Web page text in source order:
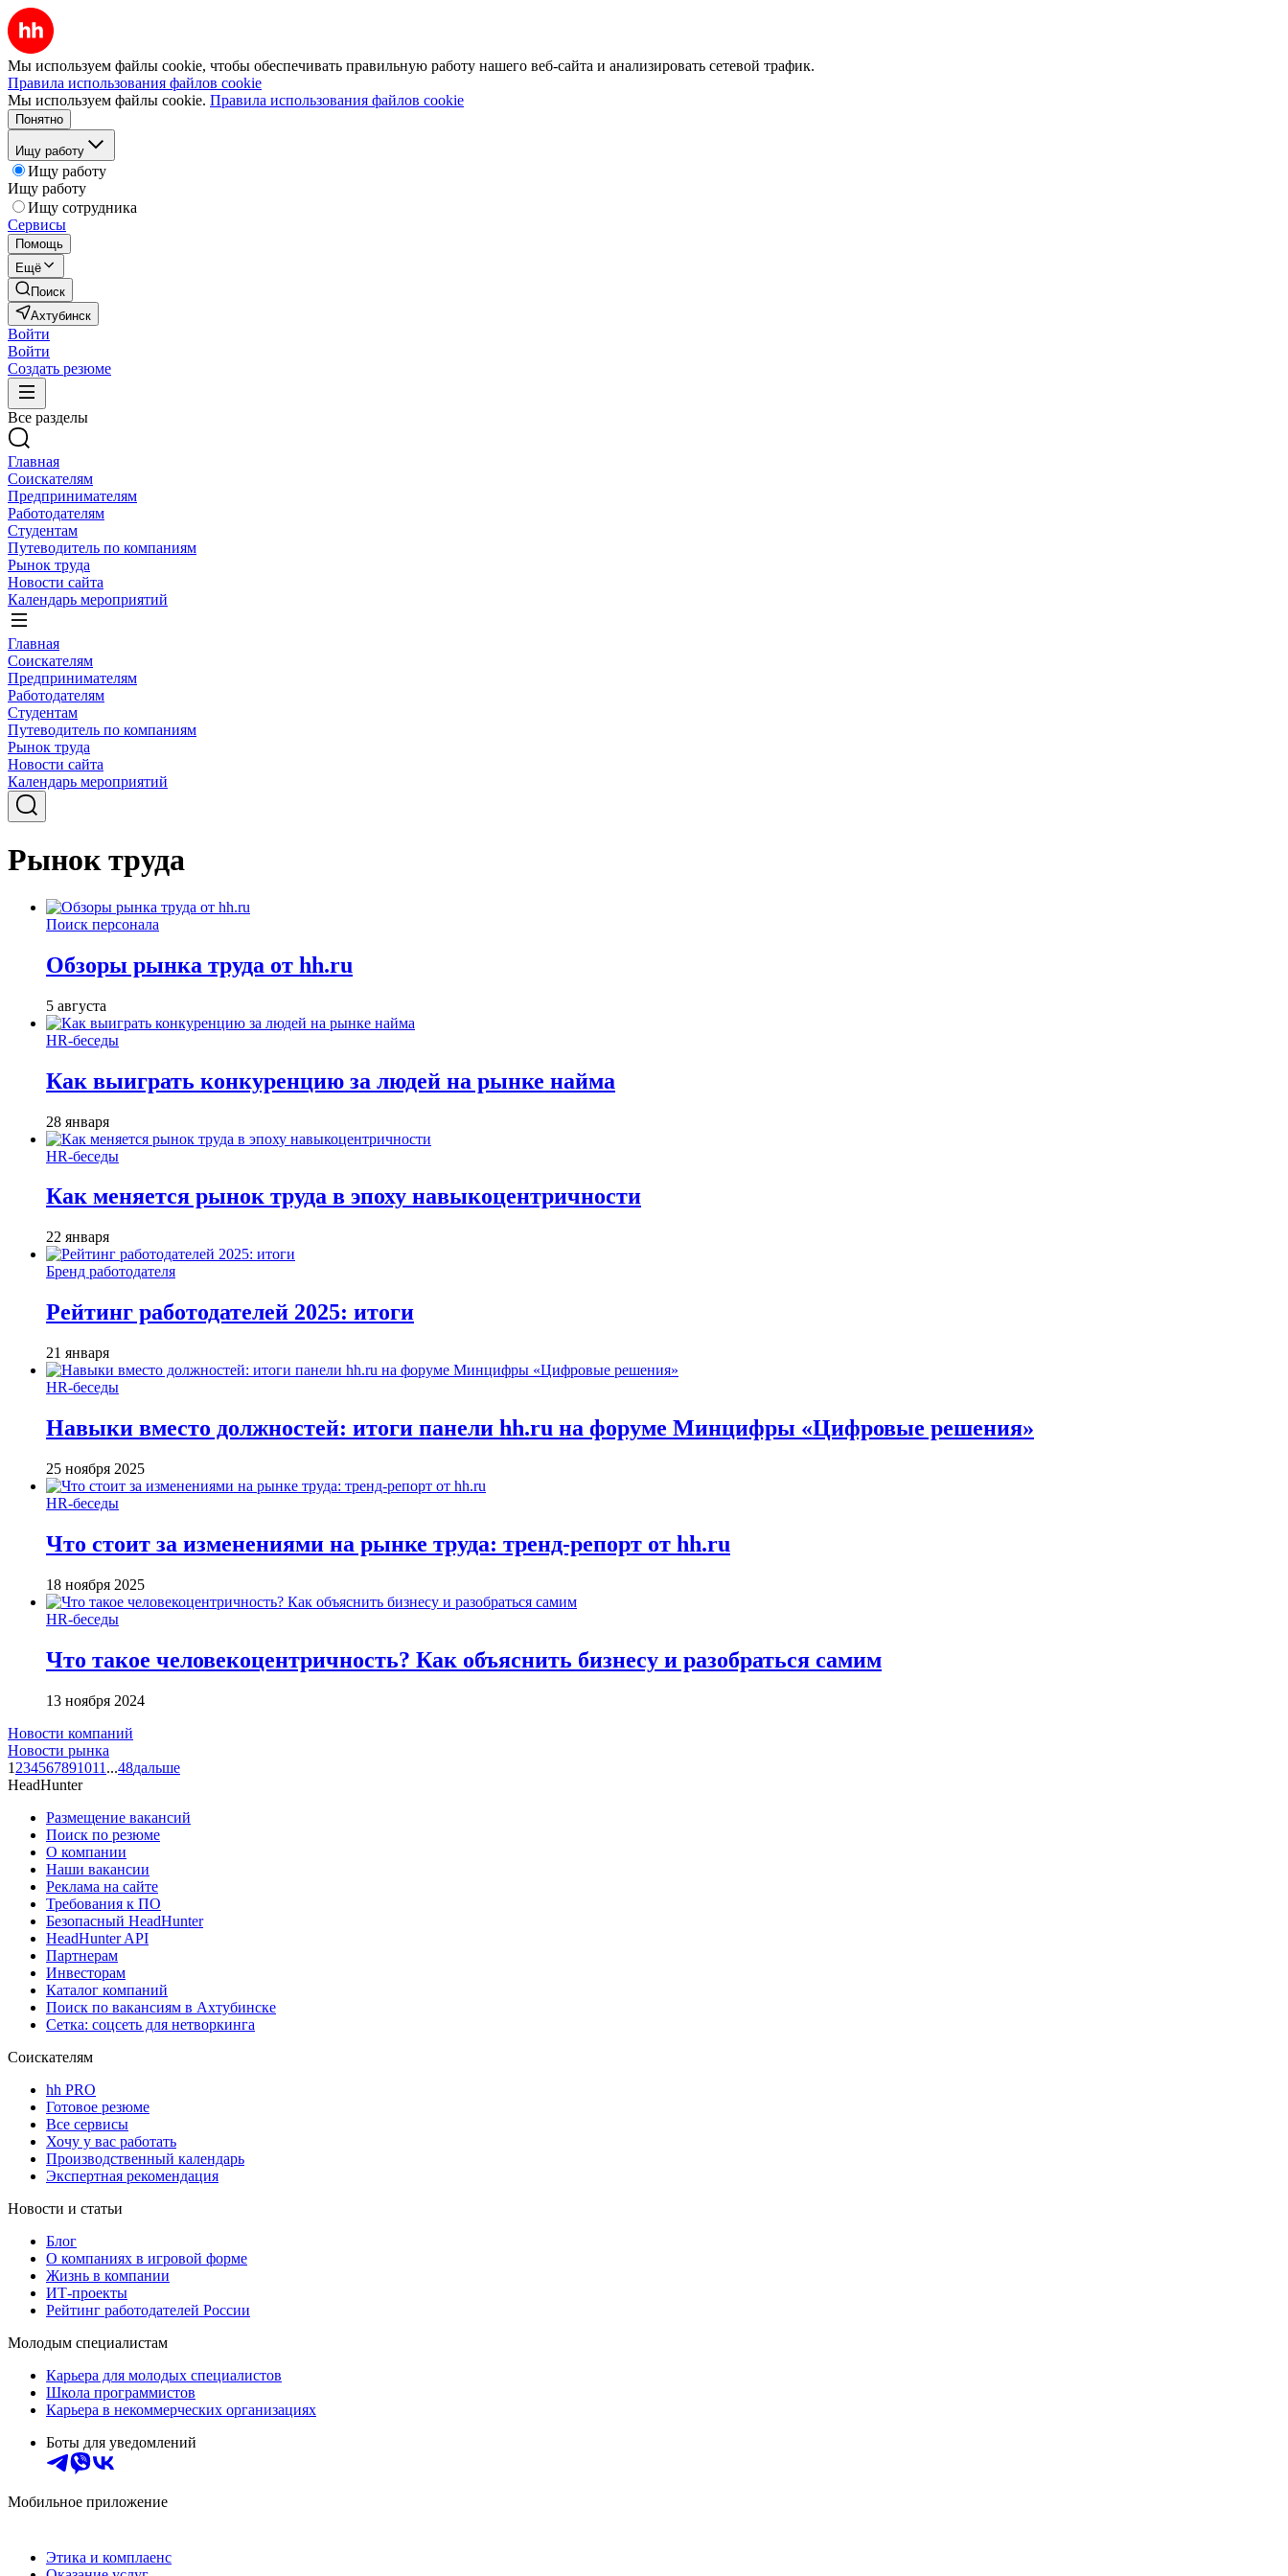
Мы используем файлы cookie, чтобы обеспечивать правильную работу нашего веб-сайта и анализировать сетевой трафик.
Правила использования файлов cookie
Мы используем файлы cookie. Правила использования файлов cookie
Понятно
Ищу работу
Ищу работу
Ищу работу
Ищу сотрудника
Сервисы
Помощь
Ещё
Поиск
Ахтубинск
Войти
Войти
Создать резюме
Все разделы
Главная
Соискателям
Предпринимателям
Работодателям
Студентам
Путеводитель по компаниям
Рынок труда
Новости сайта
Календарь мероприятий
Главная
Соискателям
Предпринимателям
Работодателям
Студентам
Путеводитель по компаниям
Рынок труда
Новости сайта
Календарь мероприятий
Рынок труда
Поиск персонала
Обзоры рынка труда от hh.ru
5 августа
HR-беседы
Как выиграть конкуренцию за людей на рынке найма
28 января
HR-беседы
Как меняется рынок труда в эпоху навыкоцентричности
22 января
Бренд работодателя
Рейтинг работодателей 2025: итоги
21 января
HR-беседы
Навыки вместо должностей: итоги панели hh.ru на форуме Минцифры «Цифровые решения»
25 ноября 2025
HR-беседы
Что стоит за изменениями на рынке труда: тренд-репорт от hh.ru
18 ноября 2025
HR-беседы
Что такое человеко­центричность? Как объяснить бизнесу и разобраться самим
13 ноября 2024
Новости компаний
Новости рынка
1 234567891011 ...48дальше
HeadHunter
Размещение вакансий
Поиск по резюме
О компании
Наши вакансии
Реклама на сайте
Требования к ПО
Безопасный HeadHunter
HeadHunter API
Партнерам
Инвесторам
Каталог компаний
Поиск по вакансиям в Ахтубинске
Сетка: соцсеть для нетворкинга
Соискателям
hh PRO
Готовое резюме
Все сервисы
Хочу у вас работать
Производственный календарь
Экспертная рекомендация
Новости и статьи
Блог
О компаниях в игровой форме
Жизнь в компании
ИТ-проекты
Рейтинг работодателей России
Молодым специалистам
Карьера для молодых специалистов
Школа программистов
Карьера в некоммерческих организациях
Боты для уведомлений
Мобильное приложение
Этика и комплаенс